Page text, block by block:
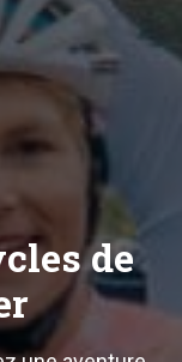
de
sur les